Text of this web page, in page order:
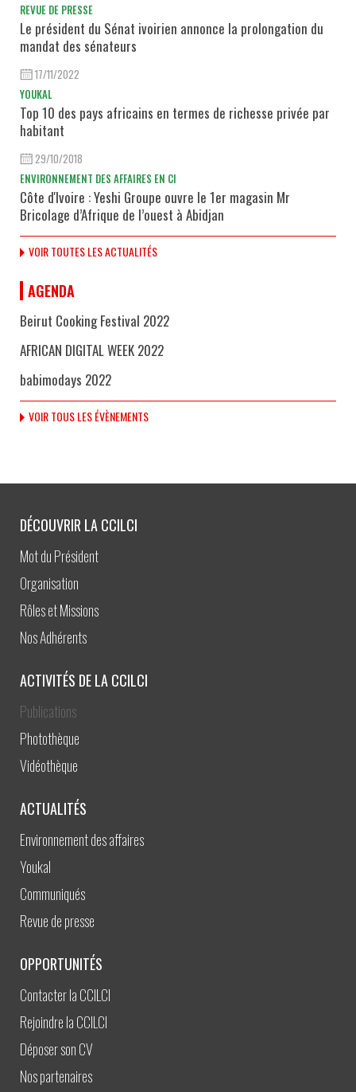
REVUE DE PRESSE
Le président du Sénat ivoirien annonce la prolongation du
mandat des sénateurs
17/11/2022
YOUKAL
Top 10 des pays africains en termes de richesse privée par
habitant
29/10/2018
ENVIRONNEMENT DES AFFAIRES EN CI
Côte d'Ivoire : Yeshi Groupe ouvre le 1er magasin Mr
Bricolage d’Afrique de l’ouest à Abidjan
VOIR TOUTES LES ACTUALITÉS
AGENDA
Beirut Cooking Festival 2022
AFRICAN DIGITAL WEEK 2022
babimodays 2022
VOIR TOUS LES ÉVÈNEMENTS
DÉCOUVRIR LA CCILCI
Mot du Président
Organisation
Rôles et Missions
Nos Adhérents
ACTIVITÉS DE LA CCILCI
Publications
Photothèque
Vidéothèque
ACTUALITÉS
Environnement des affaires
Youkal
Communiqués
Revue de presse
OPPORTUNITÉS
Contacter la CCILCI
Rejoindre la CCILCI
Déposer son CV
Nos partenaires